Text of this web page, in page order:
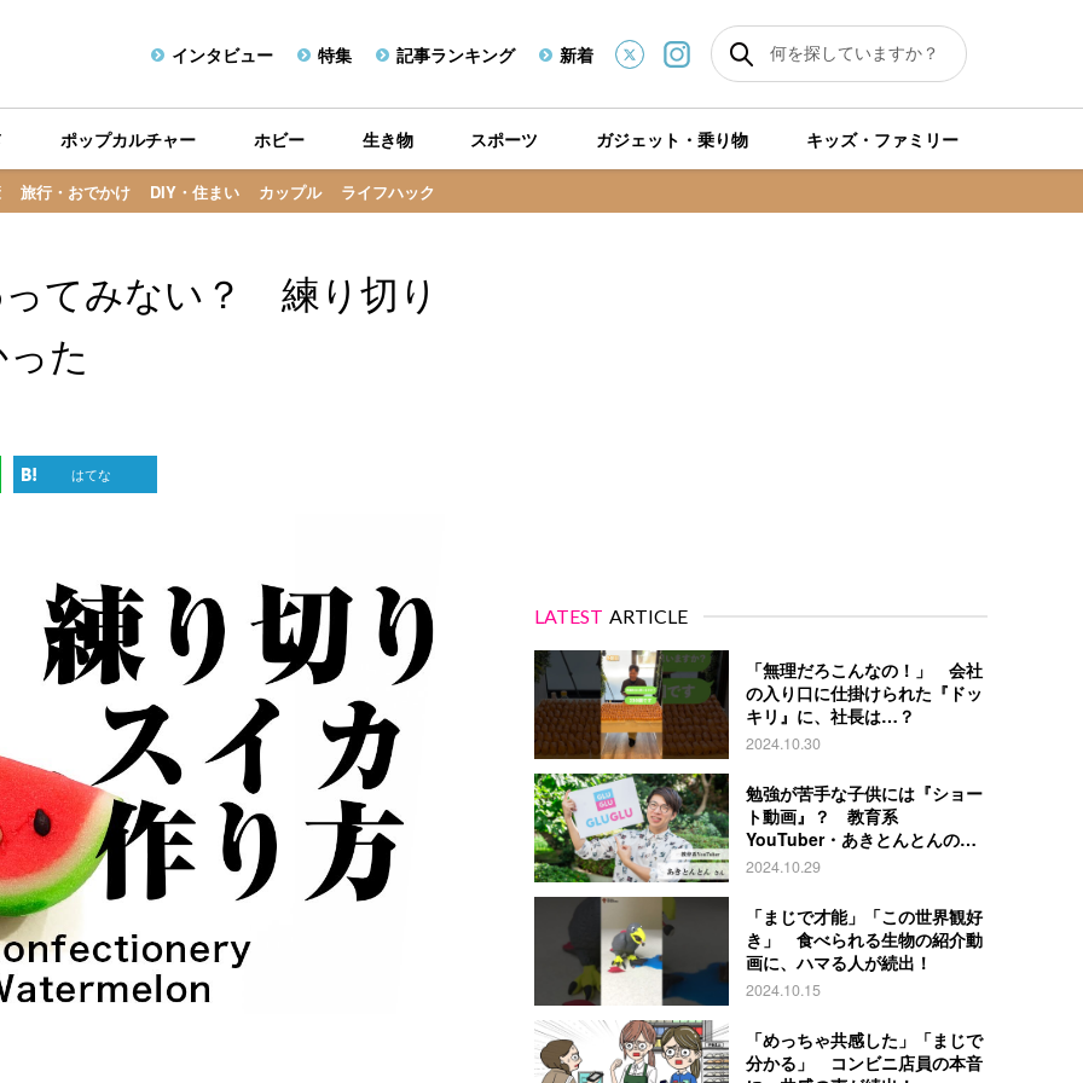
インタビュー 特集 記事ランキング 新着
旅行・おでかけ DIY・住まい カップル ライフハック
ポップカルチャー ホビー 生き物 スポーツ ガジェット・乗り物 キッズ・ファミリー
てみない？ 練り切り
た
はてな
LATEST ARTICLE
「無理だろこんなの！」 会社
の入り口に仕掛けられた『ドッ
キリ』に、社長は…？
2024.10.30
勉強が苦手な子供には『ショー
ト動画』？ 教育系
YouTuber・あきとんとんの戦
略とは
2024.10.29
「まじで才能」「この世界観好
き」 食べられる生物の紹介動
画に、ハマる人が続出！
2024.10.15
「めっちゃ共感した」「まじで
分かる」 コンビニ店員の本音